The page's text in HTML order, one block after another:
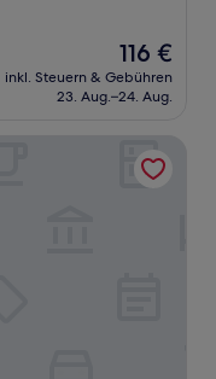
Der
Preis
beträgt
116 €
inkl. Steuern & Gebühren
23. Aug.–24. Aug.
by Concept